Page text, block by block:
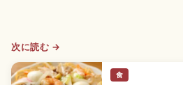
次に読む →
食